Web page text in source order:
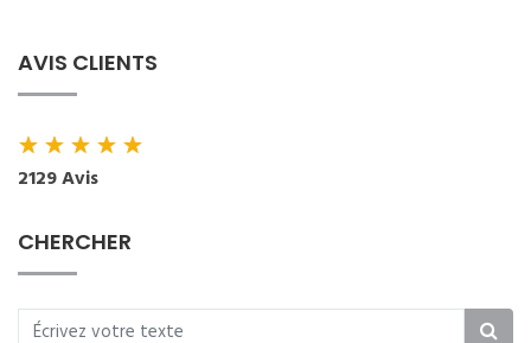
AVIS CLIENTS
★★★★★
2129 Avis
CHERCHER